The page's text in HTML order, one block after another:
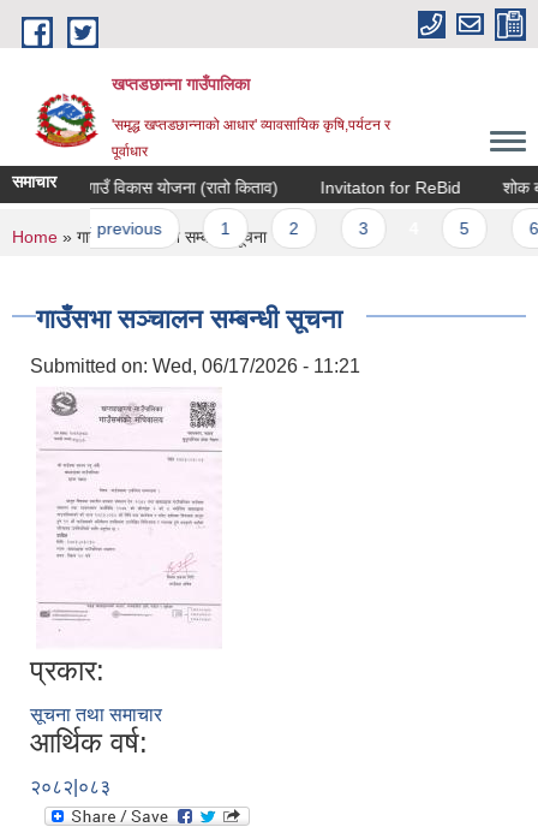
Skip to main content
खप्तडछान्ना गाउँपालिका
'समृद्ध खप्तडछान्नाको आधार' व्यावसायिक कृषि,पर्यटन र
पूर्वाधार
समाचार
को गाउँ विकास योजना (रातो किताव) Invitaton for ReBid शोक
‹ previous 1
You are here
Home » गाउँसभा सञ्चालन सम्बन्धी सूचना
गाउँसभा सञ्चालन सम्बन्धी सूचना
Submitted on: Wed, 06/17/2026 - 11:21
प्रकार:
सूचना तथा समाचार
आर्थिक वर्ष:
२०८२|०८३